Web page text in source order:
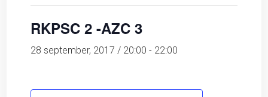
RKPSC 2 -AZC 3
28 september, 2017 / 20:00 - 22:00